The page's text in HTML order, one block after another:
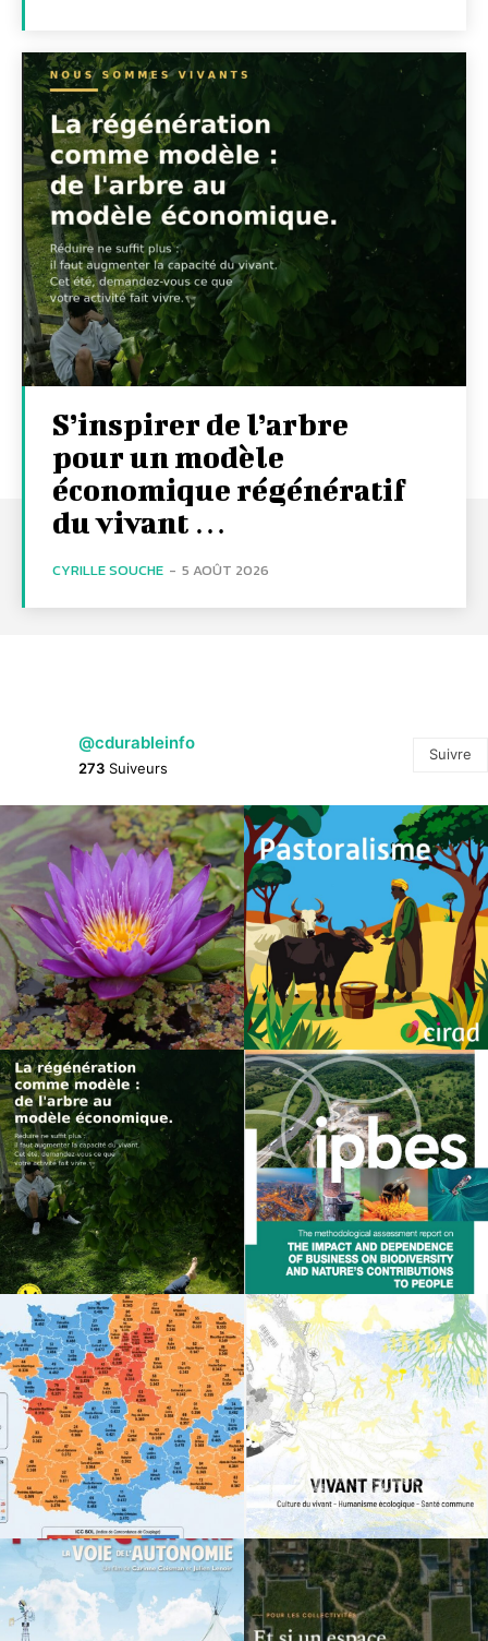
S’inspirer de l’arbre
pour un modèle
économique régénératif
du vivant …
CYRILLE SOUCHE - 5 AOÛT 2026
@cdurableinfo
273 Suiveurs
Suivre